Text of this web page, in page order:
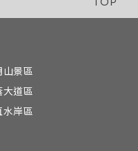
山景區
大道區
水岸區